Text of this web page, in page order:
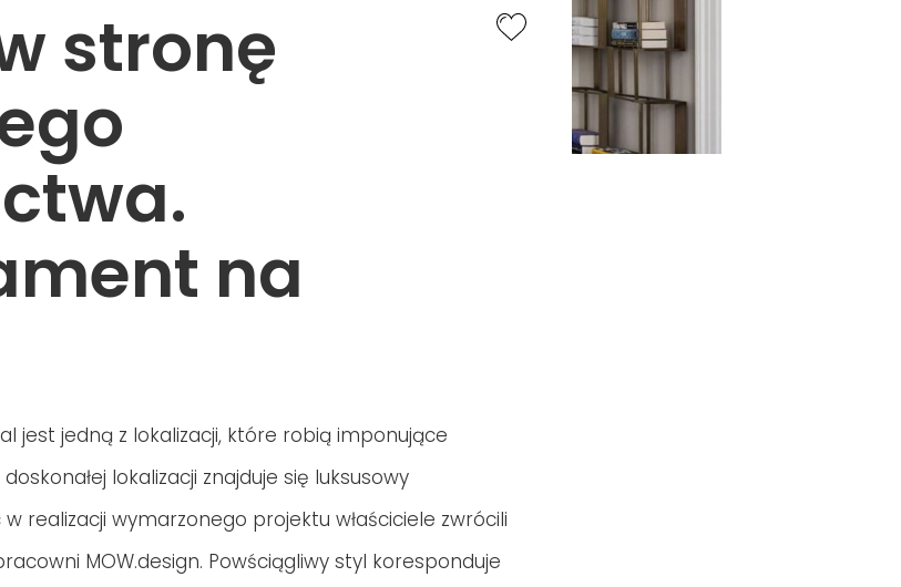
stronę
na
jest jedną z lokalizacji, które robią imponujące
lokalizacji znajduje się luksusowy
realizacji wymarzonego projektu właściciele zwrócili
MOW.design. Powściągliwy styl koresponduje